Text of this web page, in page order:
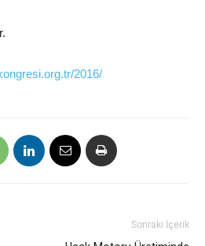
2016/
Sonraki İçerik